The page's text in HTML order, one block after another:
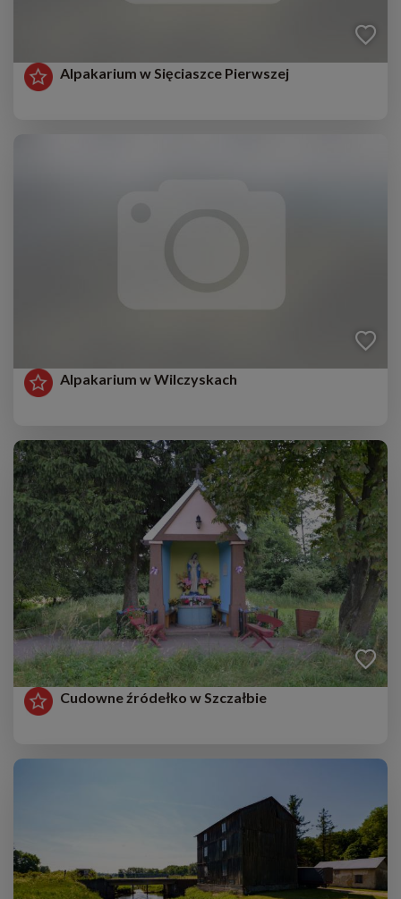
Alpakarium w Sięciaszce Pierwszej
Alpakarium w Wilczyskach
Cudowne źródełko w Szczałbie